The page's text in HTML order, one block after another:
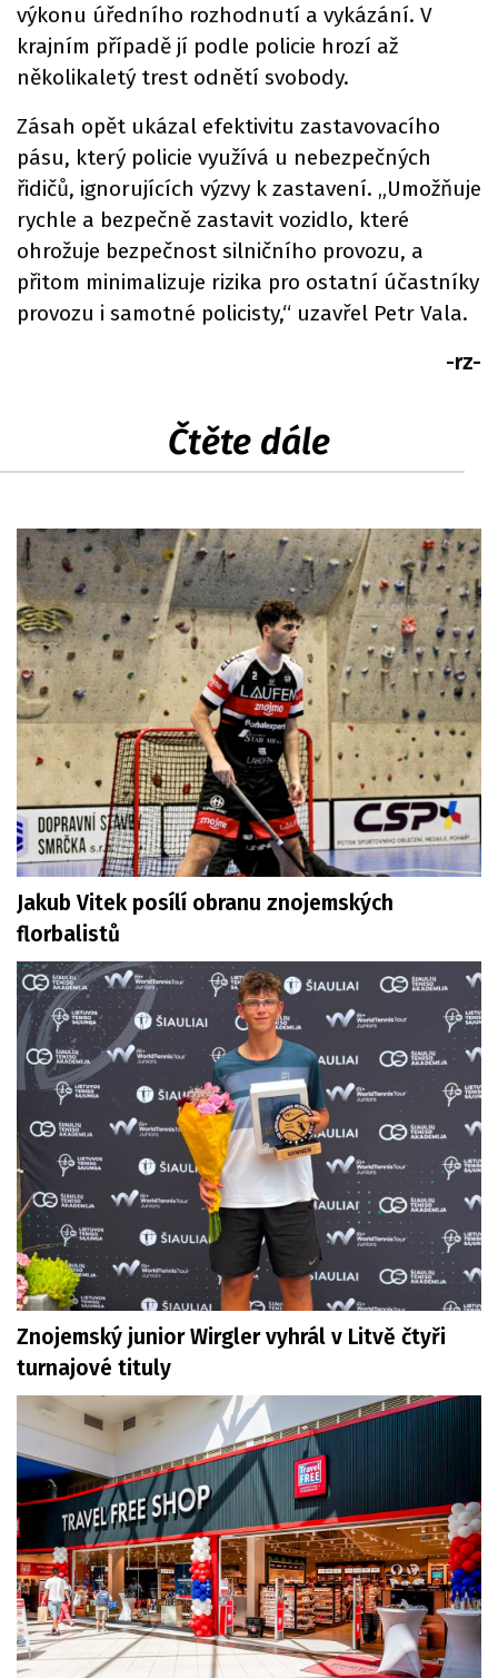
výkonu úředního rozhodnutí a vykázání. V
krajním případě jí podle policie hrozí až
několikaletý trest odnětí svobody.
Zásah opět ukázal efektivitu zastavovacího
pásu, který policie využívá u nebezpečných
řidičů, ignorujících výzvy k zastavení. „Umožňuje
rychle a bezpečně zastavit vozidlo, které
ohrožuje bezpečnost silničního provozu, a
přitom minimalizuje rizika pro ostatní účastníky
provozu i samotné policisty,“ uzavřel Petr Vala.
-rz-
Čtěte dále
Jakub Vitek posílí obranu znojemských
florbalistů
Znojemský junior Wirgler vyhrál v Litvě čtyři
turnajové tituly